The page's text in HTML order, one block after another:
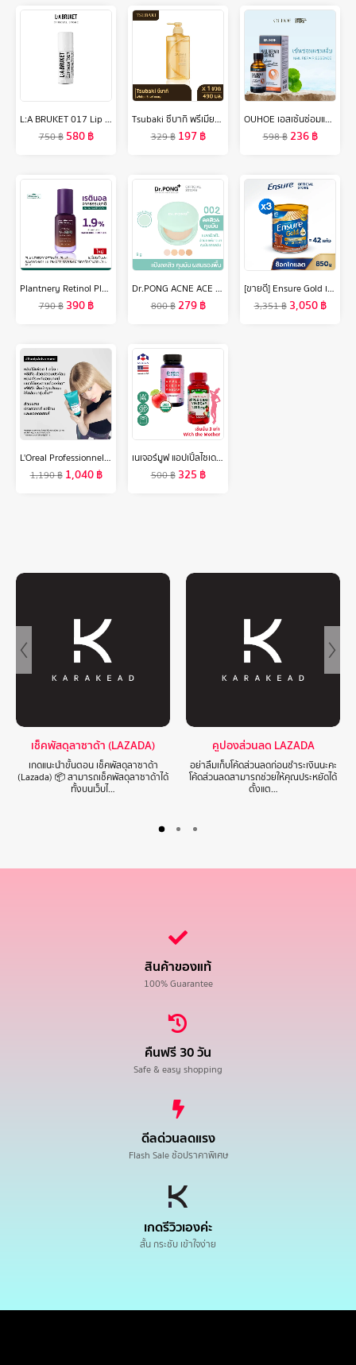
L:A BRUKET 017 Lip Balm Almond/Coconut 14g ผลิตภัณฑ์บำรุงริมฝีปาก อัลมอนด์/โคโค่นัท
750฿ 580฿
Tsubaki ซึบากิ พรีเมียม รีแพร์ แชมพู (ขวดทอง) 490 มล.
329฿ 197฿
OUHOE เอสเซ้นซ่อมแซมเล็บ Nail Repair Essence เล็บเท้าคุด เอสเซนส์ซ่อมแซมเชื้อราที่เล็บ ทำให้เล็บนุ่ม เล็บหนาขึ้น เล็บเรียบเนียน (30ml)
598฿236฿
Plantnery Retinol Plus Bakuchiol Ultimate Serum 30 ml
790฿ 390฿
Dr.PONG ACNE ACE 002 แป้งผสมรองพื้น สูตรลดสิว - ZincPCA - Niacinamide - Tranexamic acid - Tea Tree oil
800฿279฿
[ขายดี] Ensure Gold เอนชัวร์ โกลด์ รสช็อกโกแลต 850g 3 กระป๋อง Ensure Gold Chocolate 850g x3
3,351฿ 3,050฿
L'Oreal Professionnel NEW SERIE EXPERT SCALP ADVANCED ANTI-DISCOMFORT TREATMENT 200ML ทรีทเม้นท์บำรุงผมและหนังศีรษะ สำหรับหนังศีรษะบอบบาง แพ้ ระคายเคืองง่าย (ครีมนวดผม,ปลอบประโลมหนังศีรษะ,L'Oreal Pro, L'Oreal Professional, LOreal Pro, LOreal Professional)
1,190฿ 1,040฿
เนเจอร์มูฟ แอปเปิ้ลไซเดอร์ เวนิกา 1200 mg/s แคปซูล NATURE MOVE Apple Cider Vinegar ACV /กินกับ ซีแอลเอ การ์ซีเนีย ส้มแขก แอล-คาร์นิทีน ถั่วขาว
500฿ 325 ฿
เช็คพัสดุลาซาด้า (LAZADA)
เกดแนะนำขั้นตอน เช็คพัสดุลาซาด้า
(Lazada) 📦 สามารถเช็คพัสดุลาซาด้าได้
ทั้งบนเว็บไ…
คูปองส่วนลด LAZADA
อย่าลืมเก็บโค้ดส่วนลดก่อนชำระเงินนะคะ
โค้ดส่วนลดสามารถช่วยให้คุณประหยัดได้
ตั้งแต…
สินค้าของแท้
100% Guarantee
คืนฟรี 30 วัน
Safe & easy shopping
ดีลด่วนลดแรง
Flash Sale ช้อปราคาพิเศษ
เกดรีวิวเองค่ะ
สั้น กระชับ เข้าใจง่าย